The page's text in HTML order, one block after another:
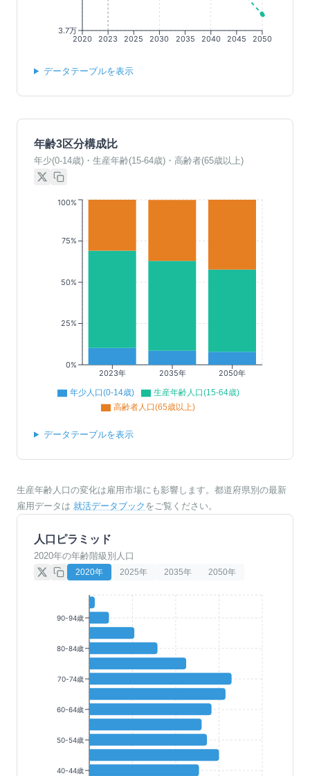
2020 2023 2025 2030 2035 2040 2045 2050
3.7万
データテーブルを表示
年齢3区分構成比
年少(0-14歳)・生産年齢(15-64歳)・高齢者(65歳以上)
2023年 2035年 2050年
0%
25%
50%
75%
100%
年少人口(0-14歳)
生産年齢人口(15-64歳)
高齢者人口(65歳以上)
データテーブルを表示
生産年齢人口の変化は雇用市場にも影響します。都道府県別の最新
雇用データは 就活データブック をご覧ください。
人口ピラミッド
2020年の年齢階級別人口
2020年 2025年 2035年 2050年
90-94歳
80-84歳
70-74歳
60-64歳
50-54歳
40-44歳